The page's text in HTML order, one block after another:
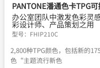
PANTONE潘通色卡TPG
办公室团队中激发色彩灵
彩设计师、产品策划之用
型号： FHIP210C
2,800种TPG颜色，包括新的
色“主题流行新色